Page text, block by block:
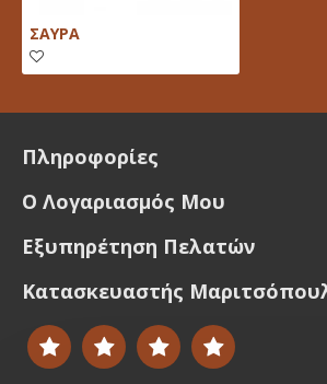
ΣΑΥΡΑ
Πληροφορίες
Ο Λογαριασμός Μου
Εξυπηρέτηση Πελατών
Κατασκευαστής